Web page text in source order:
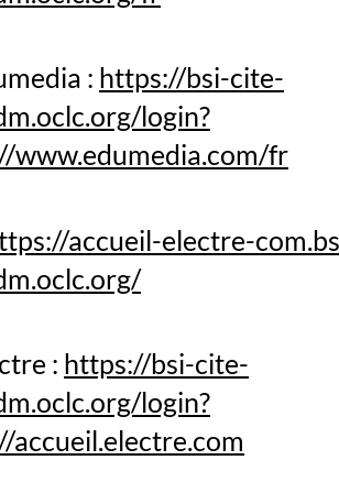
: https://bsi-cite-
login?
www.edumedia.com/fr
accueil-electre-
: https://bsi-cite-
login?